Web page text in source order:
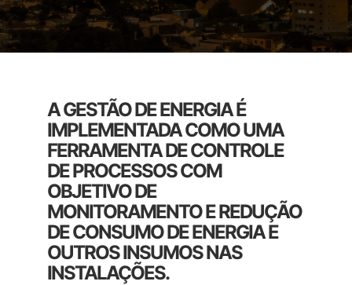
A GESTÃO DE ENERGIA É
IMPLEMENTADA COMO UMA
FERRAMENTA DE CONTROLE
DE PROCESSOS COM
OBJETIVO DE
MONITORAMENTO E REDUÇÃO
DE CONSUMO DE ENERGIA E
OUTROS INSUMOS NAS
INSTALAÇÕES.